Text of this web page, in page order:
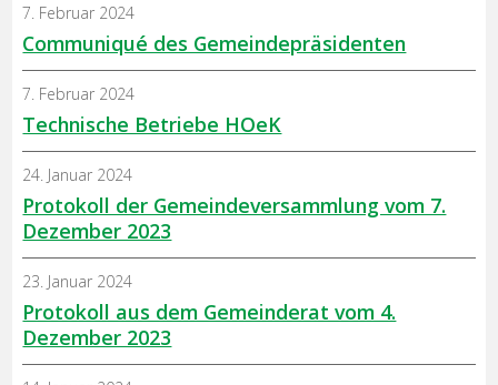
Communiqué des Gemeindepräsidenten
7. Februar 2024
Technische Betriebe HOeK
7. Februar 2024
Protokoll der Gemeindeversammlung vom 7.
Dezember 2023
24. Januar 2024
Protokoll aus dem Gemeinderat vom 4.
Dezember 2023
23. Januar 2024